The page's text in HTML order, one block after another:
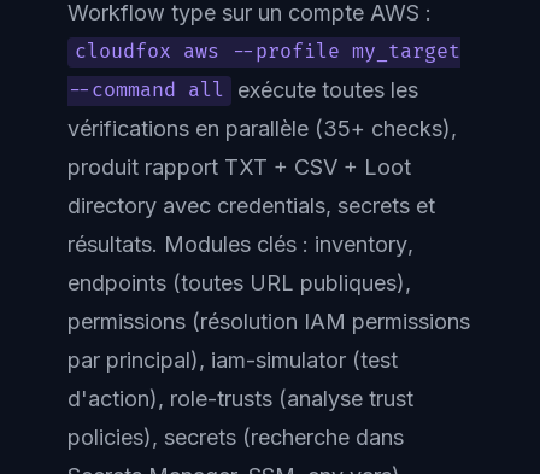
Workflow type sur un compte AWS :
cloudfox aws --profile my_target
--command all
exécute toutes les
vérifications en parallèle (35+ checks),
produit rapport TXT + CSV + Loot
directory avec credentials, secrets et
résultats. Modules clés : inventory,
endpoints (toutes URL publiques),
permissions (résolution IAM permissions
par principal), iam-simulator (test
d'action), role-trusts (analyse trust
policies), secrets (recherche dans